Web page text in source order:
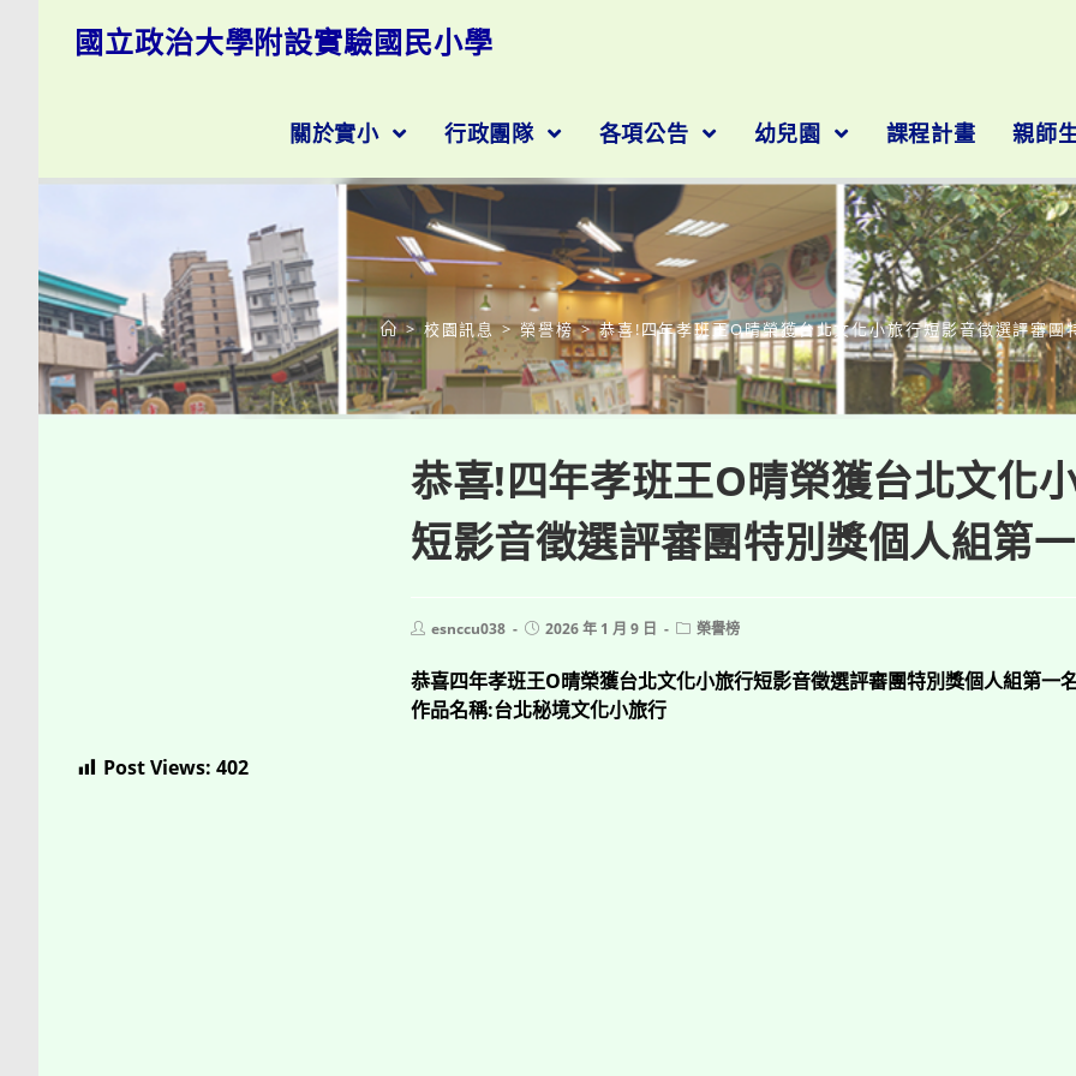
國立政治大學附設實驗國民小學
關於實小 行政團隊 各項公告 幼兒園 課程計畫 親師
部落格
> 校園訊息 > 榮譽榜 > 恭喜!四年孝班王O晴榮獲台北文化小旅行短影音徵選評審
恭喜!四年孝班王O晴榮獲台北文化
短影音徵選評審團特別獎個人組第
Postesnccu038
Post2026 年 1 月 9 日
Post榮譽榜
恭喜四年孝班王O晴榮獲台北文化小旅行短影音徵選評審團特別獎個人組第一
作品名稱:台北秘境文化小旅行
Post Views: 402